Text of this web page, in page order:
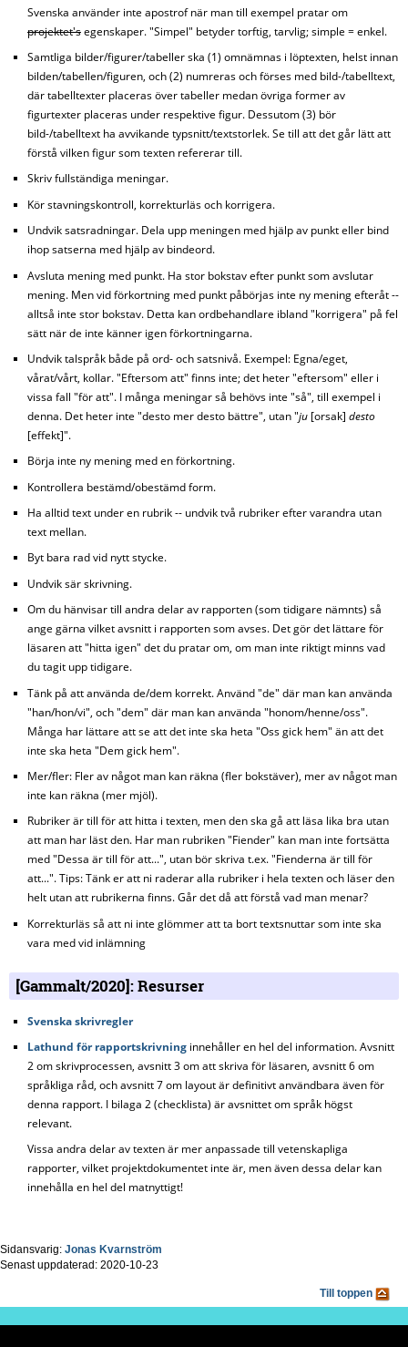
Svenska använder inte apostrof när man till exempel pratar om
projektet'segenskaper. "Simpel" betyder torftig, tarvlig; simple = enkel.
Samtliga bilder/figurer/tabeller ska (1) omnämnas i löptexten, helst innan
bilden/tabellen/figuren, och (2) numreras och förses med bild-/tabelltext,
där tabelltexter placeras över tabeller medan övriga former av
figurtexter placeras under respektive figur. Dessutom (3) bör
bild-/tabelltext ha avvikande typsnitt/textstorlek. Se till att det går lätt att
förstå vilken figur som texten refererar till.
Skriv fullständiga meningar.
Kör stavningskontroll, korrekturläs och korrigera.
Undvik satsradningar. Dela upp meningen med hjälp av punkt eller bind
ihop satserna med hjälp av bindeord.
Avsluta mening med punkt. Ha stor bokstav efter punkt som avslutar
mening. Men vid förkortning med punkt påbörjas inte ny mening efteråt --
alltså inte stor bokstav. Detta kan ordbehandlare ibland "korrigera" på fel
sätt när de inte känner igen förkortningarna.
Undvik talspråk både på ord- och satsnivå. Exempel: Egna/eget,
vårat/vårt, kollar. "Eftersom att" finns inte; det heter "eftersom" eller i
vissa fall "för att". I många meningar så behövs inte "så", till exempel i
denna. Det heter inte "desto mer desto bättre", utan "ju [orsak] desto
[effekt]".
Börja inte ny mening med en förkortning.
Kontrollera bestämd/obestämd form.
Ha alltid text under en rubrik -- undvik två rubriker efter varandra utan
text mellan.
Byt bara rad vid nytt stycke.
Undvik sär skrivning.
Om du hänvisar till andra delar av rapporten (som tidigare nämnts) så
ange gärna vilket avsnitt i rapporten som avses. Det gör det lättare för
läsaren att "hitta igen" det du pratar om, om man inte riktigt minns vad
du tagit upp tidigare.
Tänk på att använda de/dem korrekt. Använd "de" där man kan använda
"han/hon/vi", och "dem" där man kan använda "honom/henne/oss".
Många har lättare att se att det inte ska heta "Oss gick hem" än att det
inte ska heta "Dem gick hem".
Mer/fler: Fler av något man kan räkna (fler bokstäver), mer av något man
inte kan räkna (mer mjöl).
Rubriker är till för att hitta i texten, men den ska gå att läsa lika bra utan
att man har läst den. Har man rubriken "Fiender" kan man inte fortsätta
med "Dessa är till för att...", utan bör skriva t.ex. "Fienderna är till för
att...". Tips: Tänk er att ni raderar alla rubriker i hela texten och läser den
helt utan att rubrikerna finns. Går det då att förstå vad man menar?
Korrekturläs så att ni inte glömmer att ta bort textsnuttar som inte ska
vara med vid inlämning
Resurser
Svenska skrivregler
Lathund för rapportskrivning innehåller en hel del information. Avsnitt
2 om skrivprocessen, avsnitt 3 om att skriva för läsaren, avsnitt 6 om
språkliga råd, och avsnitt 7 om layout är definitivt användbara även för
denna rapport. I bilaga 2 (checklista) är avsnittet om språk högst
relevant.
Vissa andra delar av texten är mer anpassade till vetenskapliga
rapporter, vilket projektdokumentet inte är, men även dessa delar kan
innehålla en hel del matnyttigt!
Sidansvarig: Jonas Kvarnström
Senast uppdaterad: 2020-10-23
Till toppen